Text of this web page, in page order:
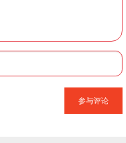
参与评论